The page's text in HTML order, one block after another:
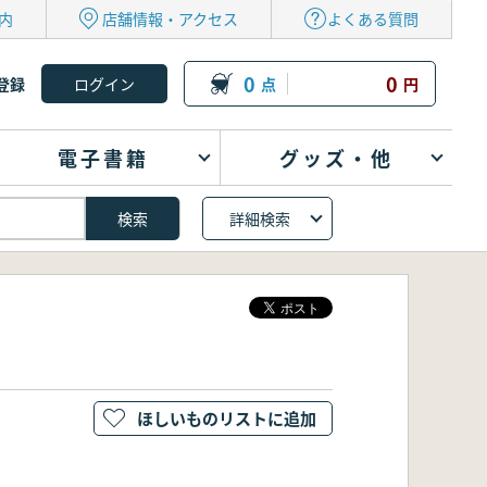
店舗情報・アクセス よくある質問
録 0 点 0 円
電子書籍 グッズ・他
詳細検索
ほしいものリストに追加